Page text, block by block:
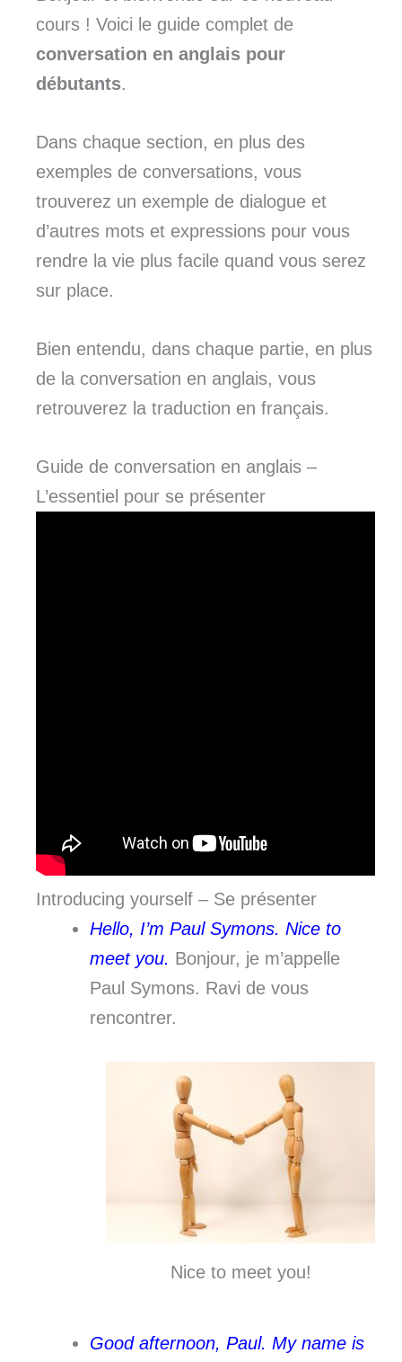
cours ! Voici le guide complet de
conversation en anglais pour
débutants.
Dans chaque section, en plus des
exemples de conversations, vous
trouverez un exemple de dialogue et
d’autres mots et expressions pour vous
rendre la vie plus facile quand vous serez
sur place.
Bien entendu, dans chaque partie, en plus
de la conversation en anglais, vous
retrouverez la traduction en français.
Guide de conversation en anglais –
L’essentiel pour se présenter
Introducing yourself – Se présenter
Hello, I’m Paul Symons. Nice to
meet you. Bonjour, je m’appelle
Paul Symons. Ravi de vous
rencontrer.
Nice to meet you!
Good afternoon, Paul. My name is